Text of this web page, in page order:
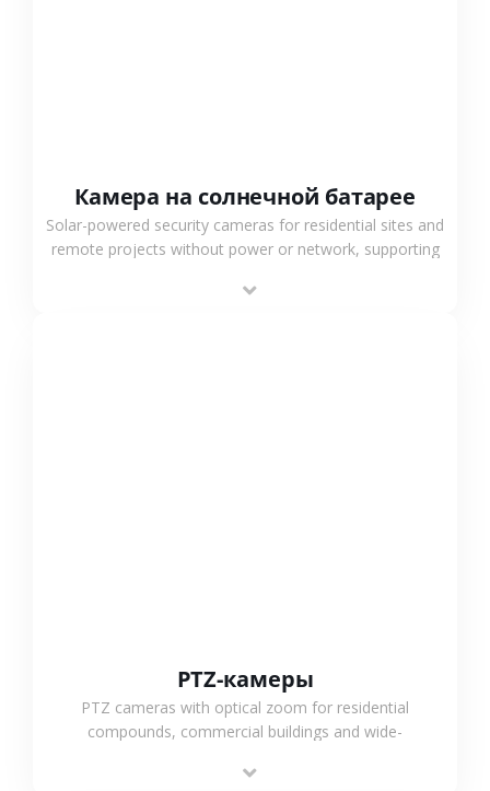
Камера на солнечной батарее
Solar-powered security cameras for residential sites and
remote projects without power or network, supporting
outdoor monitoring.
PTZ-камеры
PTZ cameras with optical zoom for residential
compounds, commercial buildings and wide-
monitoring and flexible coverage.